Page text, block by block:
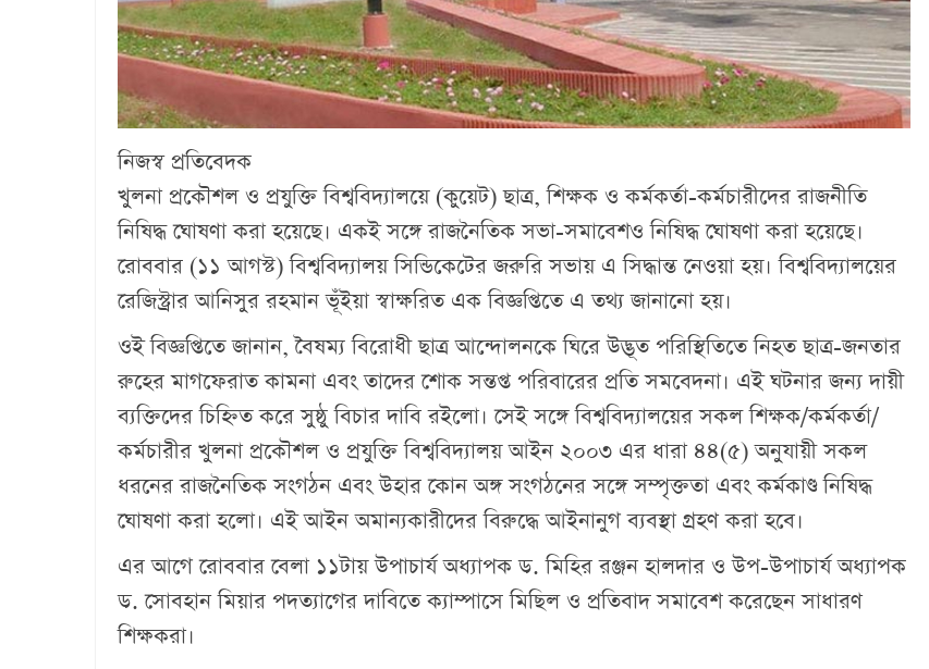
নিজস্ব প্রতিবেদক
খুলনা প্রকৌশল ও প্রযুক্তি বিশ্ববিদ্যালয়ে (কুয়েট) ছাত্র, শিক্ষক ও কর্মকর্তা-কর্মচারীদের রাজনীতি
নিষিদ্ধ ঘোষণা করা হয়েছে। একই সঙ্গে রাজনৈতিক সভা-সমাবেশও নিষিদ্ধ ঘোষণা করা হয়েছে।
রোববার (১১ আগস্ট) বিশ্ববিদ্যালয় সিন্ডিকেটের জরুরি সভায় এ সিদ্ধান্ত নেওয়া হয়। বিশ্ববিদ্যালয়ের
রেজিস্ট্রার আনিসুর রহমান ভূঁইয়া স্বাক্ষরিত এক বিজ্ঞপ্তিতে এ তথ্য জানানো হয়।
ওই বিজ্ঞপ্তিতে জানান, বৈষম্য বিরোধী ছাত্র আন্দোলনকে ঘিরে উদ্ভূত পরিস্থিতিতে নিহত ছাত্র-জনতার
রুহের মাগফেরাত কামনা এবং তাদের শোক সন্তপ্ত পরিবারের প্রতি সমবেদনা। এই ঘটনার জন্য দায়ী
ব্যক্তিদের চিহ্নিত করে সুষ্ঠু বিচার দাবি রইলো। সেই সঙ্গে বিশ্ববিদ্যালয়ের সকল শিক্ষক/কর্মকর্তা/
কর্মচারীর খুলনা প্রকৌশল ও প্রযুক্তি বিশ্ববিদ্যালয় আইন ২০০৩ এর ধারা ৪৪(৫) অনুযায়ী সকল
ধরনের রাজনৈতিক সংগঠন এবং উহার কোন অঙ্গ সংগঠনের সঙ্গে সম্পৃক্ততা এবং কর্মকাণ্ড নিষিদ্ধ
ঘোষণা করা হলো। এই আইন অমান্যকারীদের বিরুদ্ধে আইনানুগ ব্যবস্থা গ্রহণ করা হবে।
এর আগে রোববার বেলা ১১টায় উপাচার্য অধ্যাপক ড. মিহির রঞ্জন হালদার ও উপ-উপাচার্য অধ্যাপক
ড. সোবহান মিয়ার পদত্যাগের দাবিতে ক্যাম্পাসে মিছিল ও প্রতিবাদ সমাবেশ করেছেন সাধারণ
শিক্ষকরা।